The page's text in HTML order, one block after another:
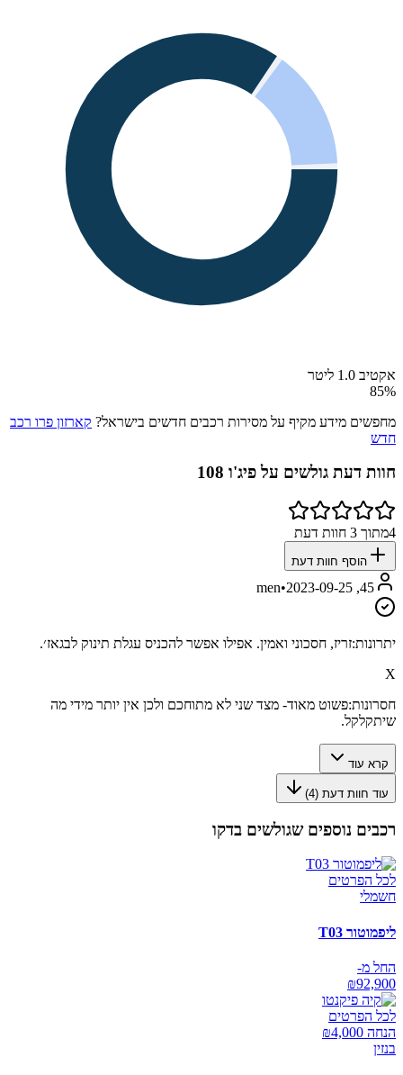
אקטיב 1.0 ליטר
85%
מחפשים מידע מקיף על מסירות רכבים חדשים בישראל? קארזון פרו רכב
חדש
חוות דעת גולשים על פיג'ו 108
4מתוך 3 חוות דעת
הוסף חוות דעת
45, men
•2023-09-25
יתרונות:זריז, חסכוני ואמין. אפילו אפשר להכניס עגלת תינוק לבגאז׳.
X
חסרונות:פשוט מאוד- מצד שני לא מתוחכם ולכן אין יותר מידי מה
שיתקלקל.
קרא עוד
עוד חוות דעת (4
)
רכבים נוספים שגולשים בדקו
לכל הפרטים
חשמלי
ליפמוטור T03
החל מ-
₪92,900
לכל הפרטים
הנחה ₪ 4,000
בנזין